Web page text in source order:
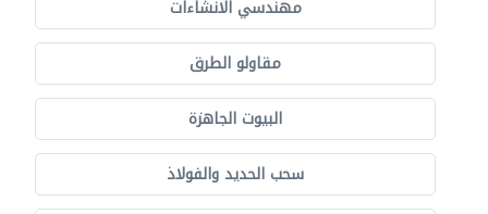
مهندسي الانشاءات
مقاولو الطرق
البيوت الجاهزة
سحب الحديد والفولاذ